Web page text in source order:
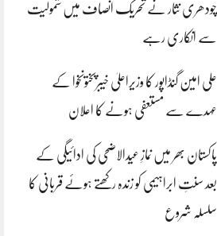
چودھری نثار نے تحریک انصاف میں شمولیت
سے انکاری رہے
علی امین گنڈاپور کا وزیراعلیٰ خیبرپختونخوا کے
عہدے سے مستعفی ہونے کا اعلان
پاکستان بھر میں نمازِ عیدالاضحی کی ادائیگی کے
بعد سنتِ ابراہیمی کو زندہ رکھتے ہوئے قربانی کا
سلسلہ شروع